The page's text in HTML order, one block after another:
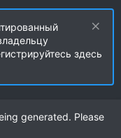
здесь
generated. Please